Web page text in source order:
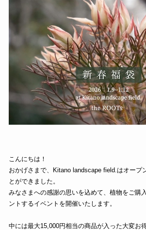
こんにちは！
おかげさまで、Kitano landscape field.はオープ
とができました。
みなさまへの感謝の思いを込めて、植物をご購
ントするイベントを開催いたします。
中には最大15,000円相当の商品が入った大変お